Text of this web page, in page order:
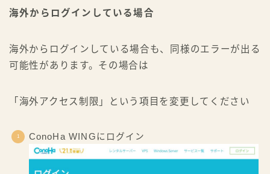
海外からログインしている場合
海外からログインしている場合も、同様のエラーが出る
可能性があります。その場合は
「海外アクセス制限」という項目を変更してください
ConoHa WINGにログイン